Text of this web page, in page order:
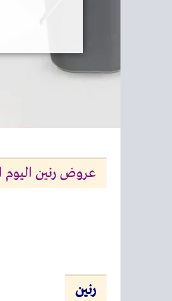
عروض رنين اليوم الثلاثاء والاربعاء 23 و
رنين